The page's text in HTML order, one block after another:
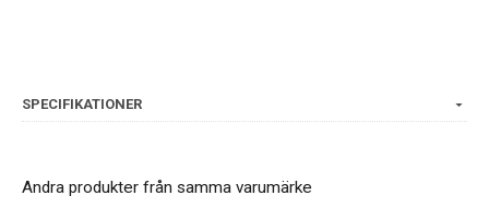
SPECIFIKATIONER
Andra produkter från samma varumärke